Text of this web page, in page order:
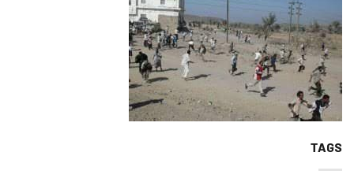
TAGS